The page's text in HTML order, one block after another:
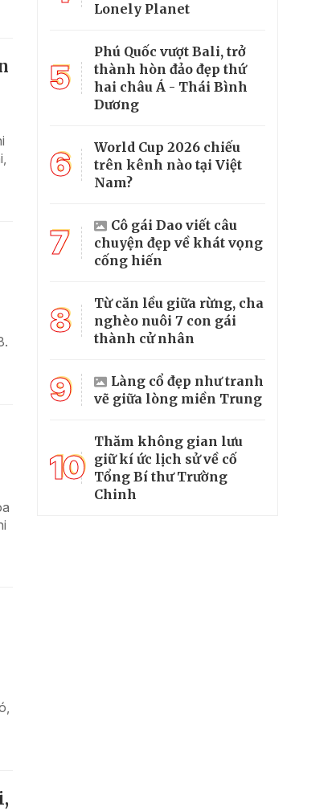
Lonely Planet
5
Phú Quốc vượt Bali, trở
thành hòn đảo đẹp thứ
hai châu Á - Thái Bình
Dương
6
World Cup 2026 chiếu
trên kênh nào tại Việt
Nam?
7
Cô gái Dao viết câu
chuyện đẹp về khát vọng
cống hiến
8
Từ căn lều giữa rừng, cha
nghèo nuôi 7 con gái
thành cử nhân
9
Làng cổ đẹp như tranh
vẽ giữa lòng miền Trung
10
Thăm không gian lưu
giữ kí ức lịch sử về cố
Tổng Bí thư Trường
Chinh